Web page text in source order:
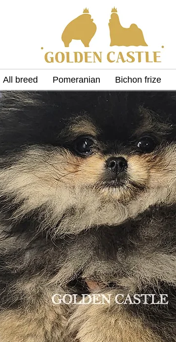
All breed Pomeranian Bichon frize